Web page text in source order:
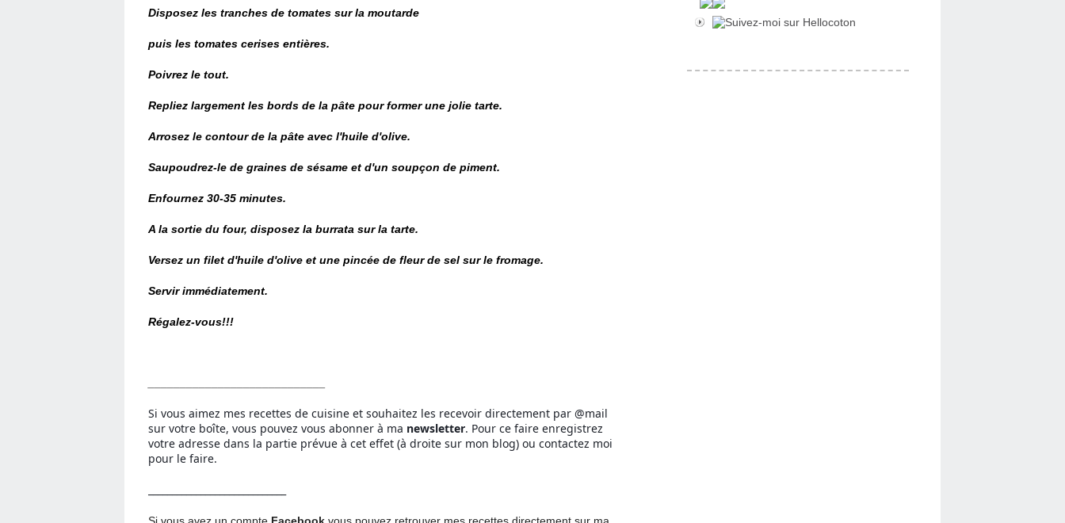
Disposez les tranches de tomates sur la moutarde
puis les tomates cerises entières.
Poivrez le tout.
Repliez largement les bords de la pâte pour former une jolie tarte.
Arrosez le contour de la pâte avec l'huile d'olive.
Saupoudrez-le de graines de sésame et d'un soupçon de piment.
Enfournez 30-35 minutes.
A la sortie du four, disposez la burrata sur la tarte.
Versez un filet d'huile d'olive et une pincée de fleur de sel sur le fromage.
Servir immédiatement.
Régalez-vous!!!
Si vous aimez mes recettes de cuisine et souhaitez les recevoir directement par @mail
sur votre boîte, vous pouvez vous abonner à ma newsletter. Pour ce faire enregistrez
votre adresse dans la partie prévue à cet effet (à droite sur mon blog) ou contactez moi
pour le faire.